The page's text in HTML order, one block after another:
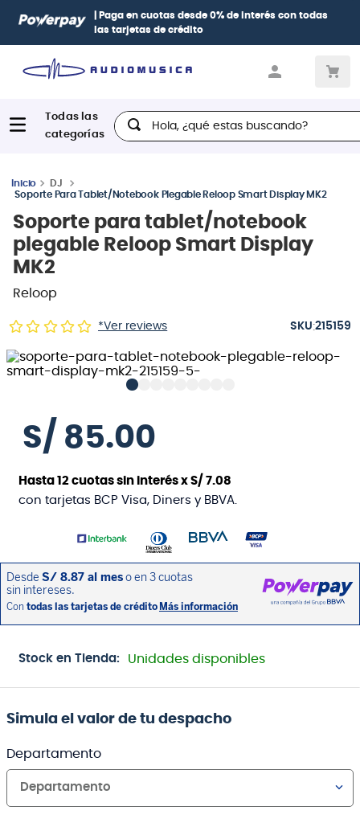
| Paga en cuotas desde 0% de interés con todas
las tarjetas de crédito
Hola, ¿qué estas buscando?
DJ
Soporte Para Tablet/notebook Plegable Reloop Smart Display MK2
Soporte para tablet/notebook
plegable Reloop Smart Display
MK2
Reloop
*Ver reviews :215159
S/ 85.00
Hasta12 cuotas sin interés xS/ 7.08
con tarjetas BCP Visa, Diners y BBVA.
Stock en Tienda: Unidades disponibles
Simula el valor de tu despacho
Departamento
Departamento